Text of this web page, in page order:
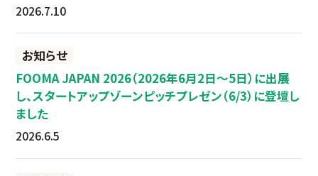
2026.7.10
お知らせ
FOOMA JAPAN 2026（2026年6月2日～5日）に出展
し、スタートアップゾーンピッチプレゼン（6/3）に登壇し
ました
2026.6.5